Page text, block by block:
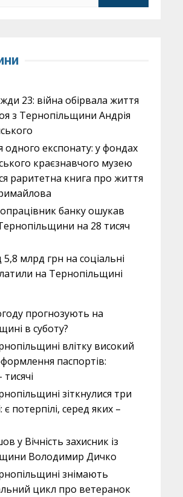
23: війна обірвала життя
з Тернопільщини Андрія
одного експонату: у фондах
краєзнавчого музею
раритетна книга про життя
банку ошукав
на 28 тисяч
млрд грн на соціальні
на Тернопільщині
прогнозують на
в суботу?
влітку високий
паспортів:
зіткнулися три
є потерпілі, серед яких –
у Вічність захисник із
Володимир Дичко
знімають
цикл про ветеранок